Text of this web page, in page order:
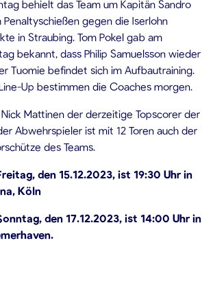
behielt das Team um Kapitän Sandro
gegen die Iserlohn
in Straubing. Tom Pokel gab am
bekannt, dass Philip Samuelsson wieder
Tuomie befindet sich im Aufbautraining.
Up bestimmen die Coaches morgen.
Mattinen der derzeitige Topscorer der
Abwehrspieler ist mit 12 Toren auch der
des Teams.
den 15.12.2023, ist 19:30 Uhr in
Köln
den 17.12.2023, ist 14:00 Uhr in